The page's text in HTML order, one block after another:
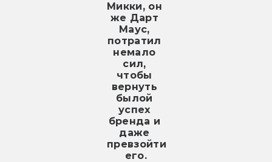
Микки, он
же Дарт
Маус,
потратил
немало
сил,
чтобы
вернуть
былой
успех
бренда и
даже
превзойти
его.